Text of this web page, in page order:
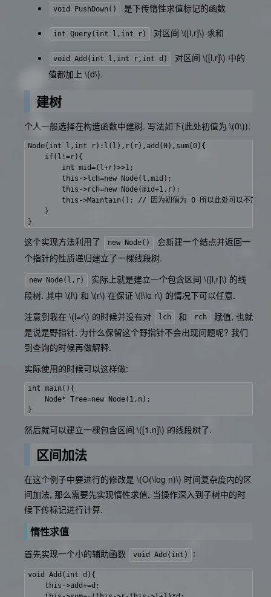
void PushDown() 是下传惰性求值标记的函数
int Query(int l,int r) 对区间 \([l,r]\) 求和
void Add(int l,int r,int d) 对区间 \([l,r]\) 中的
值都加上 \(d\).
建树
个人一般选择在构造函数中建树. 写法如下(此处初值为 \(0\)):
Node(int l,int r):l(l),r(r),add(0),sum(0){
    if(l!=r){
        int mid=(l+r)>>1;
        this->lch=new Node(l,mid);
        this->rch=new Node(mid+1,r);
        this->Maintain(); // 因为初值为 0 所以此处可以不加
    }
这个实现方法利用了 new Node()
会新建一个结点并返回一
个指针的性质递归建立了一棵线段树.
new Node(l,r) 实际上就是建立一个包含区间 \([l,r]\) 的线
段树. 其中 \(l\) 和 \(r\) 在保证 \(l\le r\) 的情况下可以任意.
注意到我在 \(l=r\) 的时候并没有对 lch 和 rch
赋值, 也就
是说是野指针. 为什么保留这个野指针不会出现问题呢? 我们
到查询的时候再做解释.
实际使用的时候可以这样做:
int main(){
    Node* Tree=new Node(1,n);
然后就可以建立一棵包含区间 \([1,n]\) 的线段树了.
区间加法
在这个例子中要进行的修改是 \(O(\log n)\) 时间复杂度内的区
间加法, 那么需要先实现惰性求值, 当操作深入到子树中的时
候下传标记进行计算.
惰性求值
首先实现一个小的辅助函数 void Add(int) :
void Add(int d){
    this->add+=d;